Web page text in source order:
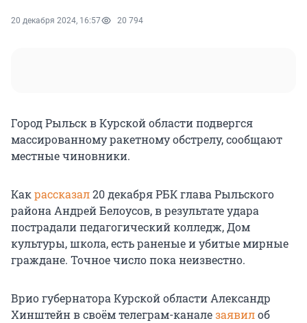
20 декабря 2024, 16:57 20 794
Город Рыльск в Курской области подвергся
массированному ракетному обстрелу, сообщают
местные чиновники.
Какрассказал20 декабря РБК глава Рыльского
района Андрей Белоусов, в результате удара
пострадали педагогический колледж, Дом
культуры, школа, есть раненые и убитые мирные
граждане. Точное число пока неизвестно.
Врио губернатора Курской области Александр
Хинштейн в своём телеграм-каналезаявилоб